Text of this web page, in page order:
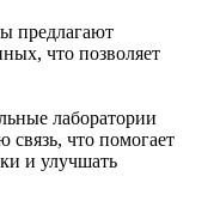
предлагают
что позволяет
лаборатории
что помогает
и улучшать